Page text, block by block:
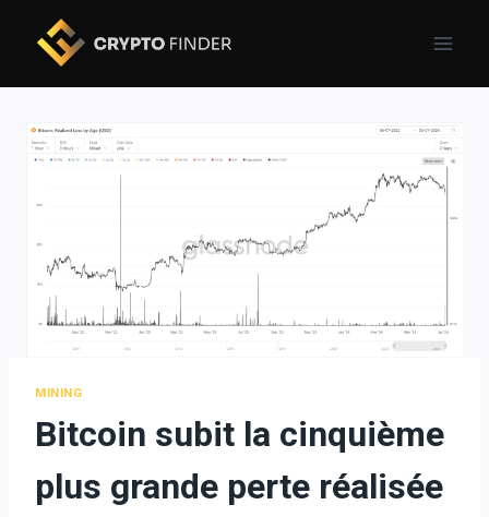
content
MINING
Bitcoin subit la cinquième
plus grande perte réalisée